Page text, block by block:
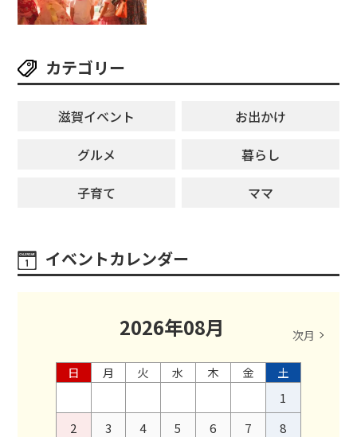
カテゴリー
滋賀イベント
お出かけ
グルメ
暮らし
子育て
ママ
イベントカレンダー
2026年08月 次月
日 月 火 水 木 金
土
1
2
3 4 5 6 7
8